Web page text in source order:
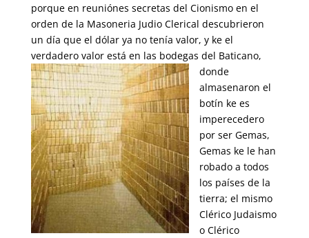
porque en reuniónes secretas del Cionismo en el
orden de la Masoneria Judio Clerical descubrieron
un día que el dólar ya no tenía valor, y ke el
verdadero valor está en las bodegas del Baticano,
donde
almasenaron el
botín ke es
imperecedero
por ser Gemas,
Gemas ke le han
robado a todos
los países de la
tierra; el mismo
Clérico Judaismo
o Clérico